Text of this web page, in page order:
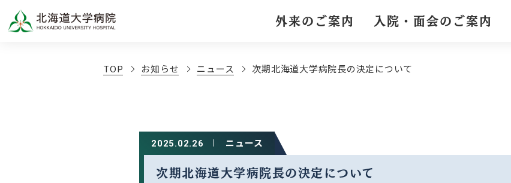
外来のご案内 入院・面会のご案内
TOP お知らせ ニュース 次期北海道大学病院長の決定について
2025.02.26 ニュース
次期北海道大学病院長の決定について